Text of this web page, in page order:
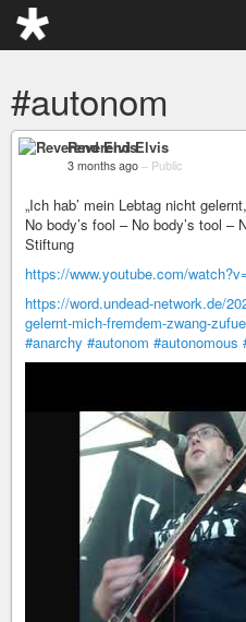
#autonom
Reverend Elvis
3 months ago – Public
„Ich hab’ mein Lebtag nicht
No body’s fool – No body’s tool –
Stiftung
https://www.youtube.com/
https://word.undead-network.de/
gelernt-mich-fremdem-zwang-
#anarchy #autonom #autonomous